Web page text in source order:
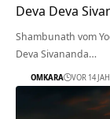
Deva Deva
Shambunath vom
Deva Sivananda…
OMKARA VOR 14